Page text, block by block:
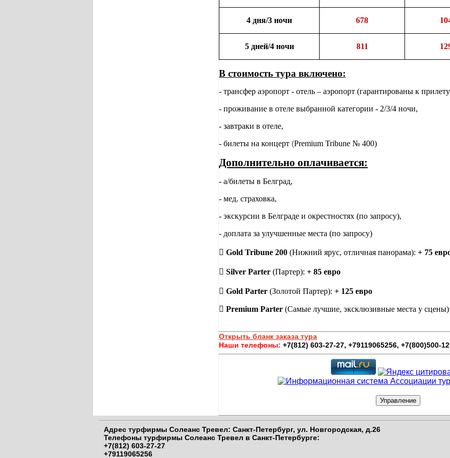
4 дня/3 ночи 678
5 дней/4 ночи 811
В стоимость тура включено:
- трансфер аэропорт - отель – аэропорт (гарантированы к
- проживание в отеле выбранной категории - 2/3/4 ночи,
- завтраки в отеле,
- билеты на концерт (Premium Tribune № 400)
Дополнительно оплачивается:
- а/билеты в Белград,
- мед. страховка,
- экскурсии в Белграде и окрестностях (по запросу),
- доплата за улучшенные места (по запросу)
 Gold Tribune 200 (Нижний ярус, отличная панорама): + 75
 Silver Parter (Партер): + 85 евро
 Gold Parter (Золотой Партер): + 125 евро
 Premium Parter (Самые лучшие, эксклюзивные места у сцены):
Открыть бланк заказа тура
Наши телефоны: +7(812) 603-27-27, +79119065256, +7(800)500-
Адрес турфирмы Солеанс Тревел: Санкт-Петербург, ул. Новгородская, д.26
Телефоны турфирмы Солеанс Тревел в Санкт-Петербурге:
+7(812) 603-27-27
+79119065256